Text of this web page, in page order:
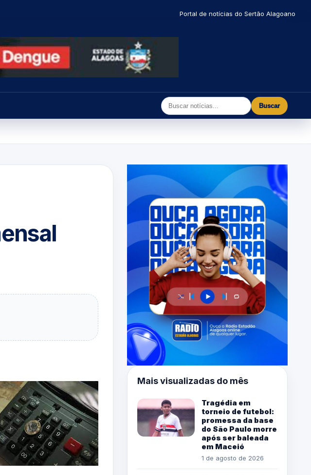
Portal de notícias do Sertão Alagoano
Buscar
Mais visualizadas do mês
Tragédia em
torneio de futebol:
promessa da base
do São Paulo morre
após ser baleada
em Maceió
1 de agosto de 2026